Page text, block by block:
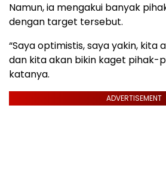
Namun, ia mengakui banyak
dengan target tersebut.
“Saya optimistis, saya yakin, kita
dan kita akan bikin kaget pihak-
katanya.
ADVERTISEMENT